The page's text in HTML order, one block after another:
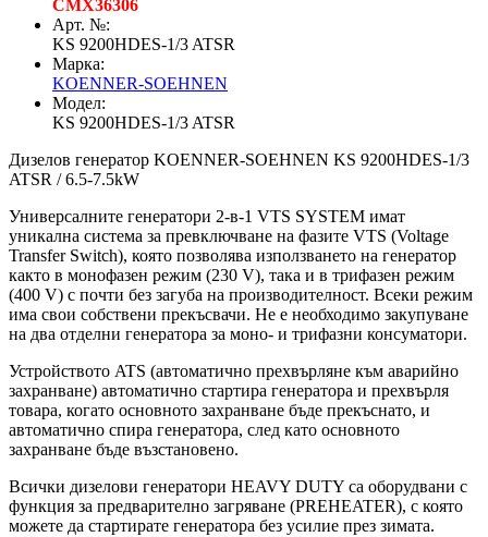
CMX36306
Арт. №:
KS 9200HDES-1/3 ATSR
Марка:
KOENNER-SOEHNEN
Модел:
KS 9200HDES-1/3 ATSR
Дизелов генератор KOENNER-SOEHNEN KS 9200HDES-1/3
ATSR / 6.5-7.5kW
Универсалните генератори 2-в-1 VTS SYSTEM имат
уникална система за превключване на фазите VTS (Voltage
Transfer Switch), която позволява използването на генератор
както в монофазен режим (230 V), така и в трифазен режим
(400 V) с почти без загуба на производителност. Всеки режим
има свои собствени прекъсвачи. Не е необходимо закупуване
на два отделни генератора за моно- и трифазни консуматори.
Устройството ATS (автоматично прехвърляне към аварийно
захранване) автоматично стартира генератора и прехвърля
товара, когато основното захранване бъде прекъснато, и
автоматично спира генератора, след като основното
захранване бъде възстановено.
Всички дизелови генератори HEAVY DUTY са оборудвани с
функция за предварително загряване (PREHEATER), с която
можете да стартирате генератора без усилие през зимата.